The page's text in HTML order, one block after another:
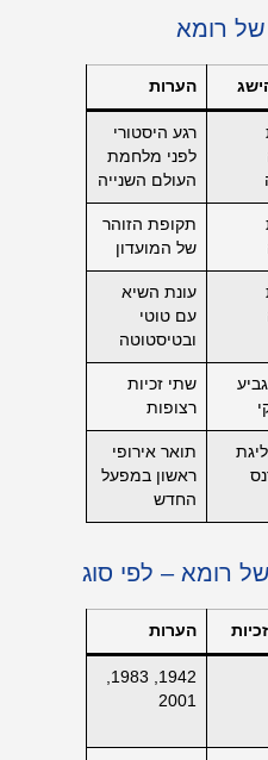
של רומא
הערות
רגע היסטורי
לפני מלחמת
העולם השנייה
תקופת הזוהר
של המועדון
עונת השיא
עם טוטי
ובטיסטוטה
שתי זכיות
רצופות
תואר אירופי
ראשון במפעל
החדש
רומא – לפי סוג
הערות
1942, 1983,
2001